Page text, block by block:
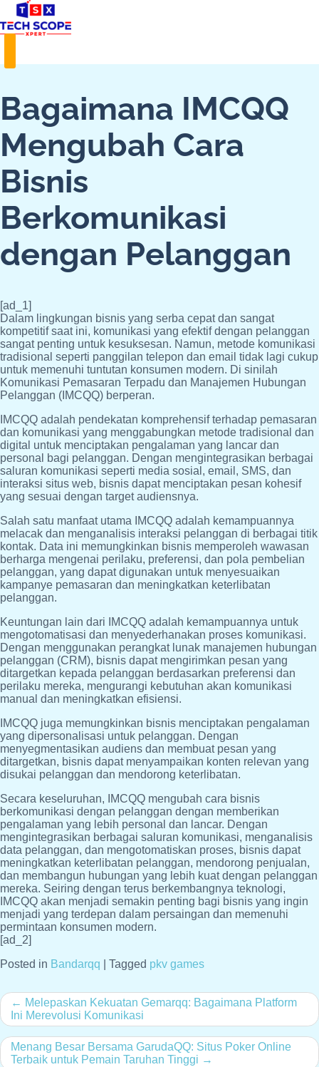
Skip
content
Bagaimana IMCQQ
Mengubah Cara
Bisnis
Berkomunikasi
dengan Pelanggan
[ad_1]
Dalam lingkungan bisnis yang serba cepat dan sangat
kompetitif saat ini, komunikasi yang efektif dengan pelanggan
sangat penting untuk kesuksesan. Namun, metode komunikasi
tradisional seperti panggilan telepon dan email tidak lagi cukup
untuk memenuhi tuntutan konsumen modern. Di sinilah
Komunikasi Pemasaran Terpadu dan Manajemen Hubungan
Pelanggan (IMCQQ) berperan.
IMCQQ adalah pendekatan komprehensif terhadap pemasaran
dan komunikasi yang menggabungkan metode tradisional dan
digital untuk menciptakan pengalaman yang lancar dan
personal bagi pelanggan. Dengan mengintegrasikan berbagai
saluran komunikasi seperti media sosial, email, SMS, dan
interaksi situs web, bisnis dapat menciptakan pesan kohesif
yang sesuai dengan target audiensnya.
Salah satu manfaat utama IMCQQ adalah kemampuannya
melacak dan menganalisis interaksi pelanggan di berbagai titik
kontak. Data ini memungkinkan bisnis memperoleh wawasan
berharga mengenai perilaku, preferensi, dan pola pembelian
pelanggan, yang dapat digunakan untuk menyesuaikan
kampanye pemasaran dan meningkatkan keterlibatan
pelanggan.
Keuntungan lain dari IMCQQ adalah kemampuannya untuk
mengotomatisasi dan menyederhanakan proses komunikasi.
Dengan menggunakan perangkat lunak manajemen hubungan
pelanggan (CRM), bisnis dapat mengirimkan pesan yang
ditargetkan kepada pelanggan berdasarkan preferensi dan
perilaku mereka, mengurangi kebutuhan akan komunikasi
manual dan meningkatkan efisiensi.
IMCQQ juga memungkinkan bisnis menciptakan pengalaman
yang dipersonalisasi untuk pelanggan. Dengan
menyegmentasikan audiens dan membuat pesan yang
ditargetkan, bisnis dapat menyampaikan konten relevan yang
disukai pelanggan dan mendorong keterlibatan.
Secara keseluruhan, IMCQQ mengubah cara bisnis
berkomunikasi dengan pelanggan dengan memberikan
pengalaman yang lebih personal dan lancar. Dengan
mengintegrasikan berbagai saluran komunikasi, menganalisis
data pelanggan, dan mengotomatiskan proses, bisnis dapat
meningkatkan keterlibatan pelanggan, mendorong penjualan,
dan membangun hubungan yang lebih kuat dengan pelanggan
mereka. Seiring dengan terus berkembangnya teknologi,
IMCQQ akan menjadi semakin penting bagi bisnis yang ingin
menjadi yang terdepan dalam persaingan dan memenuhi
permintaan konsumen modern.
[ad_2]
Posted in Bandarqq Tagged pkv games
Post
navigation
Melepaskan Kekuatan Gemarqq: Bagaimana Platform
Ini Merevolusi Komunikasi
Menang Besar Bersama GarudaQQ: Situs Poker Online
Terbaik untuk Pemain Taruhan Tinggi